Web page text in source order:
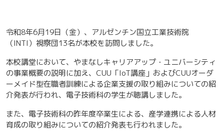
令和8年6月19日（金）、アルゼンチン国立工業技術院
（INTI）視察団13名が本校を訪問しました。
本校講堂において、やまなしキャリアアップ・ユニバーシティ
の事業概要の説明に加え、CUU「IoT講座」およびCUUオーダ
ーメイド型在職者訓練による企業支援の取り組みについての紹
介発表が行われ、電子技術科の学生が聴講しました。
また、電子技術科の昨年度卒業生による、産学連携による人材
育成の取り組みについての紹介発表も行われました。